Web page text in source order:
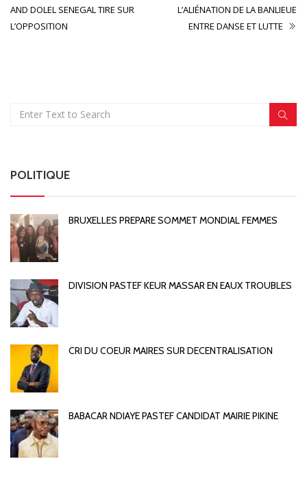
AND DOLEL SENEGAL TIRE SUR
L’OPPOSITION
L’ALIÉNATION DE LA BANLIEUE
ENTRE DANSE ET LUTTE
POLITIQUE
BRUXELLES PREPARE SOMMET MONDIAL FEMMES
DIVISION PASTEF KEUR MASSAR EN EAUX TROUBLES
CRI DU COEUR MAIRES SUR DECENTRALISATION
BABACAR NDIAYE PASTEF CANDIDAT MAIRIE PIKINE